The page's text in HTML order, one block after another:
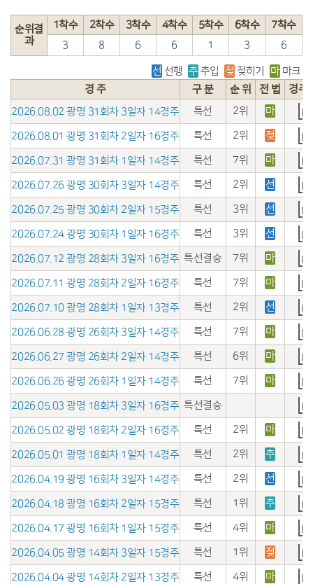
순위결
과
1착수 2착수 3착수 4착수 5착수 6착수
7착수
3
8 6 6 1 3 6
선 선행 추 추입 젖 젖히기 마 마크
경 주
구 분 순 위 전 법
경주
2026.08.02 광명 31회차 3일자 14경주
특선 2위 마
2026.08.01 광명 31회차 2일자 16경주 특선 2위 젖
2026.07.31 광명 31회차 1일자 14경주 특선 7위 마
2026.07.26 광명 30회차 3일자 14경주 특선 2위 선
2026.07.25 광명 30회차 2일자 15경주 특선 3위 선
2026.07.24 광명 30회차 1일자 16경주 특선 3위 선
2026.07.12 광명 28회차 3일자 16경주 특선결승 7위 마
2026.07.11 광명 28회차 2일자 16경주 특선 7위 마
2026.07.10 광명 28회차 1일자 13경주 특선 2위 선
2026.06.28 광명 26회차 3일자 14경주 특선 7위 마
2026.06.27 광명 26회차 2일자 14경주 특선 6위 마
2026.06.26 광명 26회차 1일자 14경주 특선 7위 마
2026.05.03 광명 18회차 3일자 16경주 특선결승
2026.05.02 광명 18회차 2일자 16경주 특선 2위 마
2026.05.01 광명 18회차 1일자 14경주 특선 2위 추
2026.04.19 광명 16회차 3일자 14경주 특선 2위 선
2026.04.18 광명 16회차 2일자 15경주 특선 1위 추
2026.04.17 광명 16회차 1일자 15경주 특선 4위 마
2026.04.05 광명 14회차 3일자 15경주 특선 1위 젖
2026.04.04 광명 14회차 2일자 13경주 특선 4위 마